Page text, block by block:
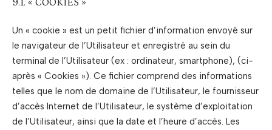
9.1. « COOKIES »
Un « cookie » est un petit fichier d’information envoyé sur
le navigateur de l’Utilisateur et enregistré au sein du
terminal de l’Utilisateur (ex : ordinateur, smartphone), (ci-
après « Cookies »). Ce fichier comprend des informations
telles que le nom de domaine de l’Utilisateur, le fournisseur
d’accès Internet de l’Utilisateur, le système d’exploitation
de l’Utilisateur, ainsi que la date et l’heure d’accès. Les